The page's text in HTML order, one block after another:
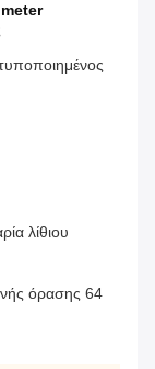
λίθιου
όρασης 64